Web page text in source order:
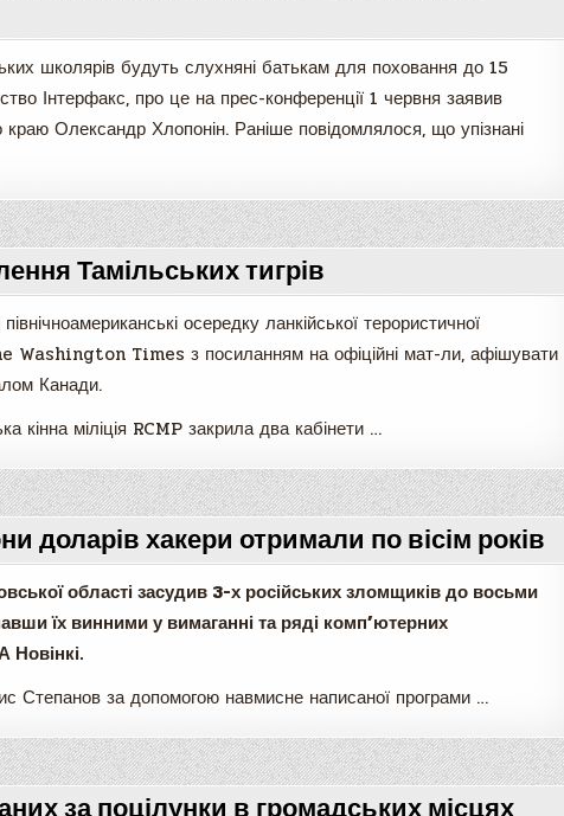
школярів будуть слухняні батькам для поховання до 15
Інтерфакс, про це на прес-конференції 1 червня заявив
Олександр Хлопонін. Раніше повідомлялося, що упізнані
Тамільських тигрів
осередку ланкійської терористичної
Washington Times з посиланням на офіційні мат-ли, афішувати
Канади.
кінна міліція RCMP закрила два кабінети …
доларів хакери отримали по вісім років
області засудив 3-х російських зломщиків до восьми
їх винними у вимаганні та ряді комп’ютерних
Новінкі.
Степанов за допомогою навмисне написаної програми …
за поцілунки в громадських місцях